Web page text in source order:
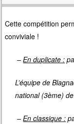
Cette compétition
conviviale !
–En duplicate :
L’équipe de
national (3ème)
–En classique :